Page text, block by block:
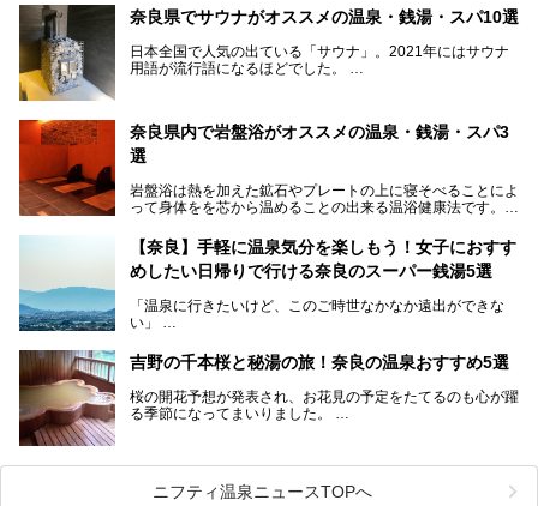
界遺産があり、古代をそこかしこに感じられる地域です。
そんな奈良県のスーパー銭湯は、便利な街中にある施設か
ら、険しい山中にある秘湯までバラエティ豊か。ここでは、
奈良県で評判のスーパー銭湯をご紹介します。
奈良県でサウナがオススメの温泉・銭湯・スパ10選
日本全国で人気の出ている「サウナ」。2021年にはサウナ
用語が流行語になるほどでした。
中心部に近いサウナや郊外にあるアウトドアフィンランド式
サウナなど種類も豊富です。
奈良県にあるサウナでリフレッシュしませんか？
奈良県内で岩盤浴がオススメの温泉・銭湯・スパ3
選
岩盤浴は熱を加えた鉱石やプレートの上に寝そべることによ
って身体をを芯から温めることの出来る温浴健康法です。じ
果だけではなく、代謝が高まり健康や美容にも良い影響が期
待できます。今回はそんな岩盤浴にこだわった、奈良県内の
オススメ温泉・銭湯・スパ3ヶ所を紹介させていただきま
【奈良】手軽に温泉気分を楽しもう！女子におすす
めしたい日帰りで行ける奈良のスーパー銭湯5選
「温泉に行きたいけど、このご時世なかなか遠出ができな
い」
そんな方も多いのではないでしょうか？
お宿に泊まって観光地を巡るような温泉旅行がしたいけど、
まとまった時間が取れない時もありますよね。
芯までじんわり温まってリラックス効果も抜群。
吉野の千本桜と秘湯の旅！奈良の温泉おすすめ5選
桜の開花予想が発表され、お花見の予定をたてるのも心が躍
る季節になってまいりました。
まれるくらい日本人の心を捉えて離さない名所中の名所があ
ります。それは奈良県の吉野山。
ニフティ温泉ニュースTOPへ